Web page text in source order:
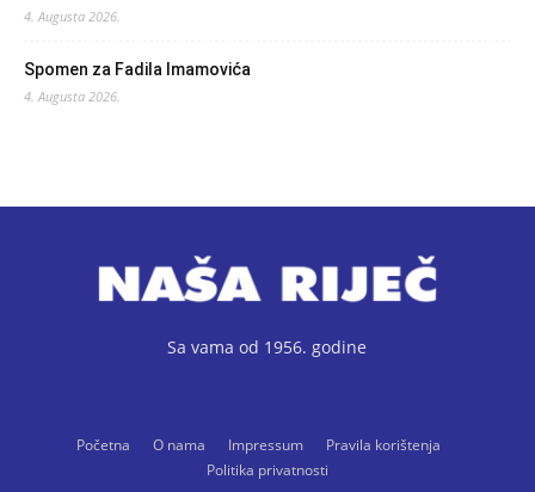
4. Augusta 2026.
Spomen za Fadila Imamovića
4. Augusta 2026.
Sa vama od 1956. godine
Početna O nama Impressum
Pravila korištenja
Politika privatnosti